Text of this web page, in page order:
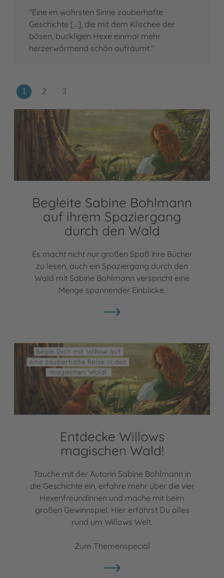
"Eine im wahrsten Sinne zauberhafte
Geschichte [...], die mit dem Klischee der
bösen, buckligen Hexe einmal mehr
herzerwärmend schön aufräumt."
Begleite Sabine Bohlmann
auf ihrem Spaziergang
durch den Wald
Es macht nicht nur großen Spaß ihre Bücher
zu lesen, auch ein Spaziergang durch den
Wald mit Sabine Bohlmann verspricht eine
Menge spannender Einblicke.
Entdecke Willows
magischen Wald!
Tauche mit der Autorin Sabine Bohlmann in
die Geschichte ein, erfahre mehr über die vier
Hexenfreundinnen und mache mit beim
großen Gewinnspiel. Hier erfährst Du alles
rund um Willows Welt.
Zum Themenspecial